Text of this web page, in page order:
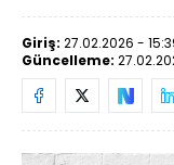
Giriş: 27.02.2026 -
Güncelleme: